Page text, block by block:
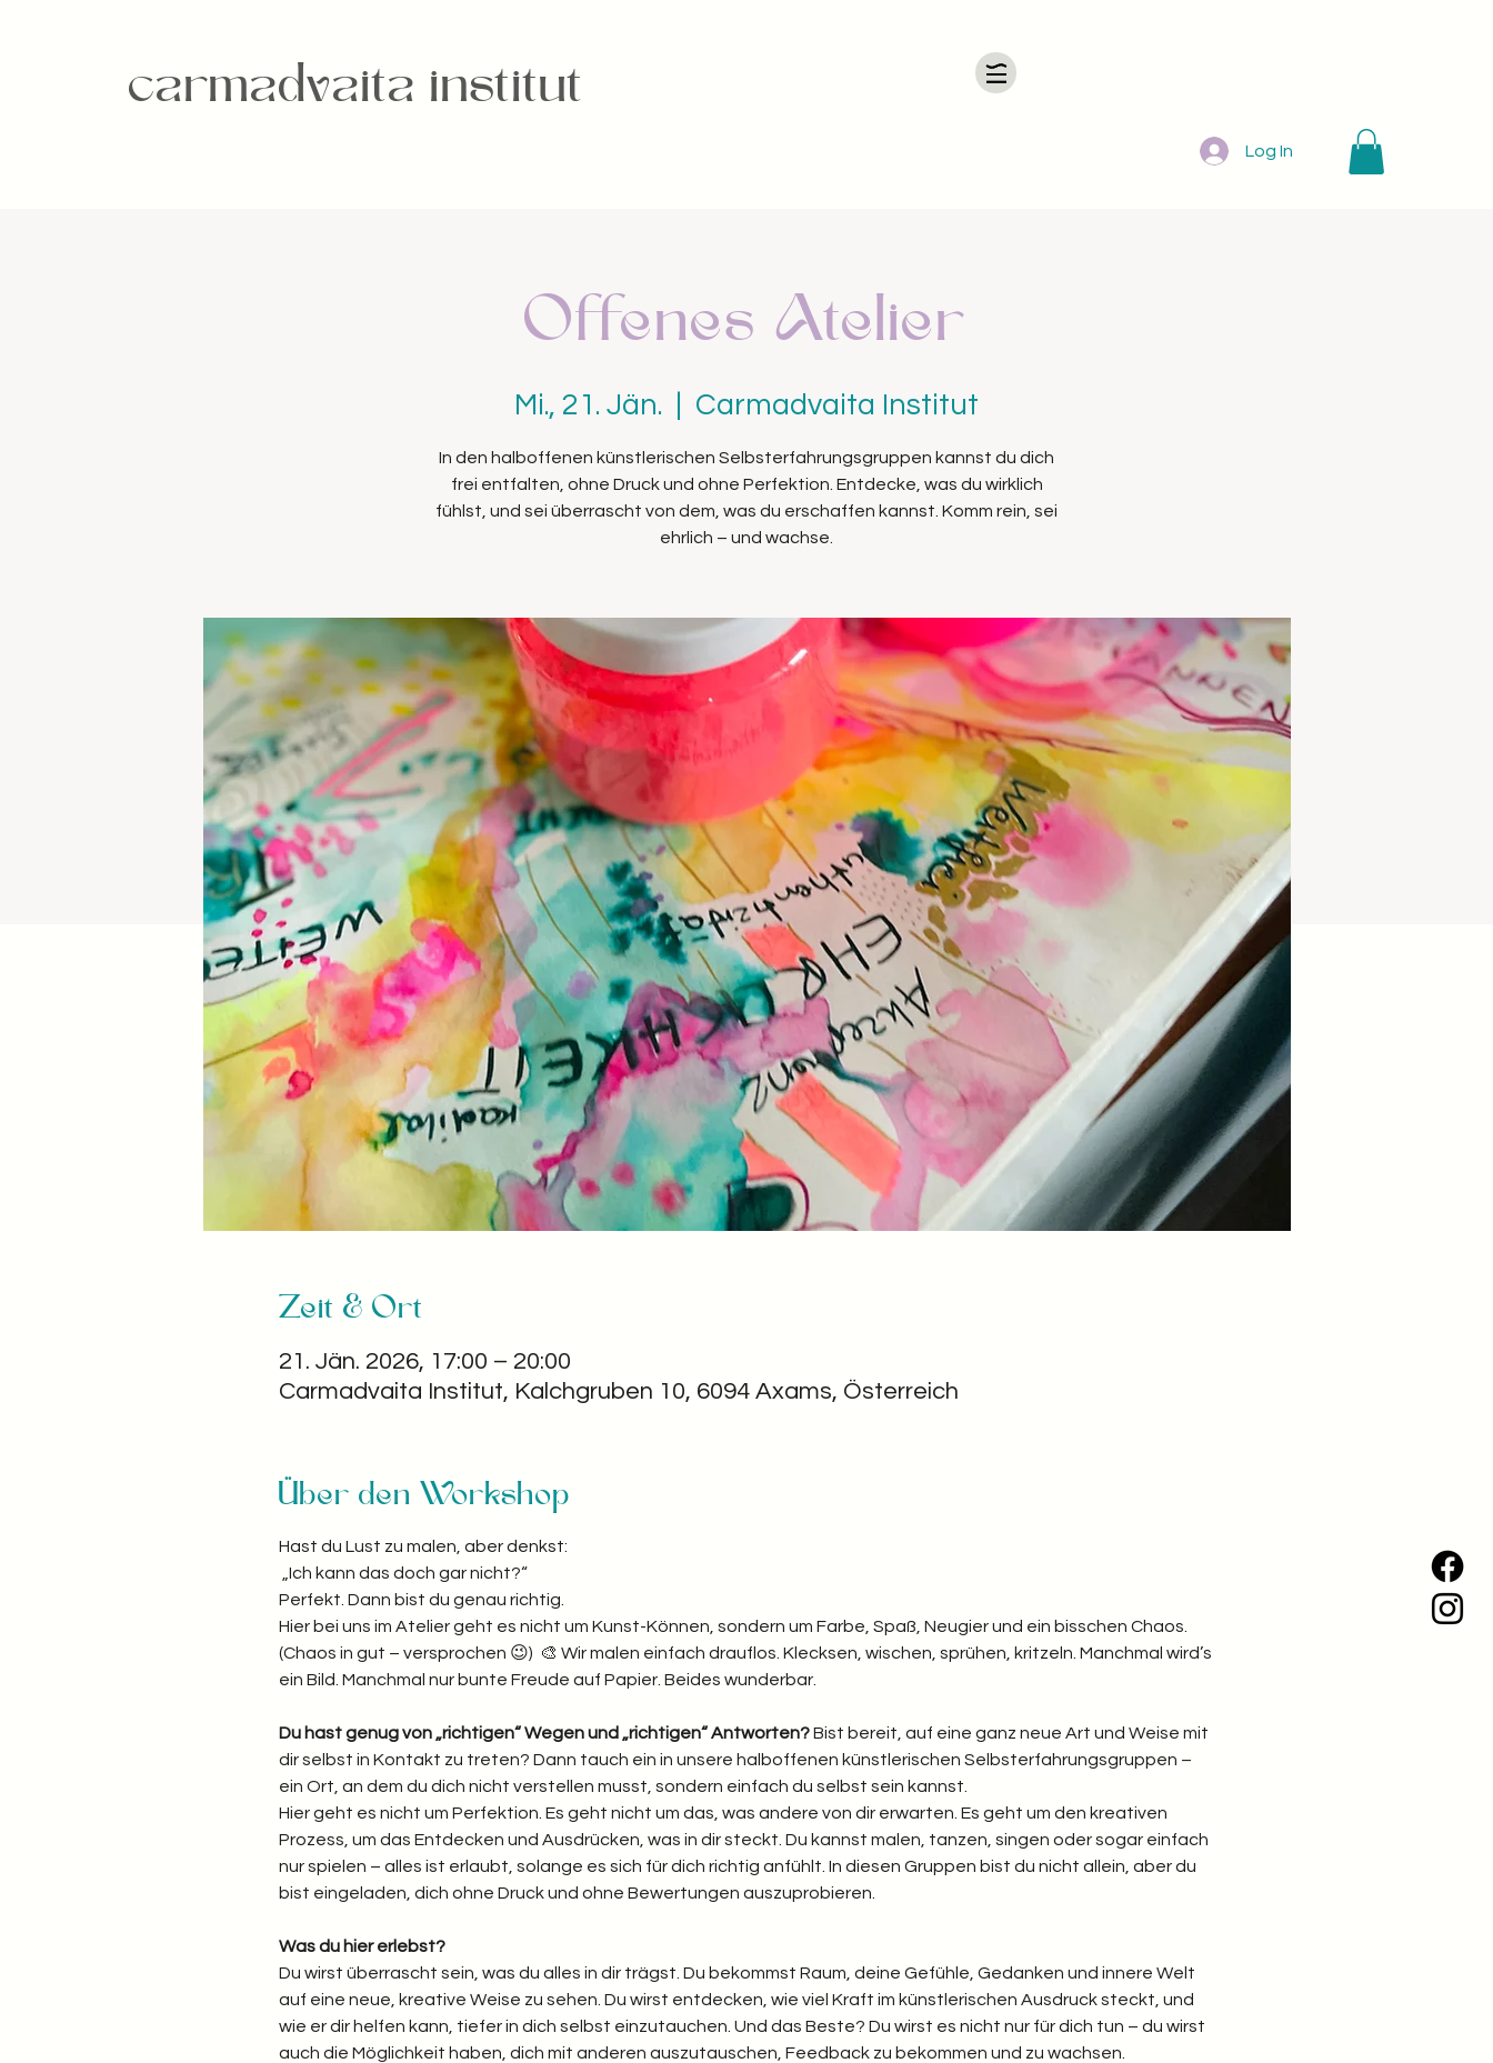
carmadvaita institut
Log In
Offenes Atelier
Mi., 21. Jän. Carmadvaita Institut
In den halboffenen künstlerischen Selbsterfahrungsgruppen kannst du dich
frei entfalten, ohne Druck und ohne Perfektion. Entdecke, was du wirklich
fühlst, und sei überrascht von dem, was du erschaffen kannst. Komm rein, sei
Zeit & Ort
21. Jän. 2026, 17:00 – 20:00
Carmadvaita Institut, Kalchgruben 10, 6094 Axams, Österreich
Über den Workshop
Hast du Lust zu malen, aber denkst:
„Ich kann das doch gar nicht?“
Perfekt. Dann bist du genau richtig.
Hier bei uns im Atelier geht es nicht um Kunst-Können, sondern um Farbe, Spaß, Neugier und ein bisschen Chaos.
(Chaos in gut – versprochen 😉)  🎨 Wir malen einfach drauflos. Klecksen, wischen, sprühen, kritzeln. Manchmal wird’s
ein Bild. Manchmal nur bunte Freude auf Papier. Beides wunderbar.
Du hast genug von „richtigen“ Wegen und „richtigen“ Antworten? Bist bereit, auf eine ganz neue Art und Weise mit
dir selbst in Kontakt zu treten? Dann tauch ein in unsere halboffenen künstlerischen Selbsterfahrungsgruppen –
ein Ort, an dem du dich nicht verstellen musst, sondern einfach du selbst sein kannst.
Hier geht es nicht um Perfektion. Es geht nicht um das, was andere von dir erwarten. Es geht um den kreativen
Prozess, um das Entdecken und Ausdrücken, was in dir steckt. Du kannst malen, tanzen, singen oder sogar einfach
nur spielen – alles ist erlaubt, solange es sich für dich richtig anfühlt. In diesen Gruppen bist du nicht allein, aber du
bist eingeladen, dich ohne Druck und ohne Bewertungen auszuprobieren.
Was du hier erlebst?
Du wirst überrascht sein, was du alles in dir trägst. Du bekommst Raum, deine Gefühle, Gedanken und innere Welt
auf eine neue, kreative Weise zu sehen. Du wirst entdecken, wie viel Kraft im künstlerischen Ausdruck steckt, und
wie er dir helfen kann, tiefer in dich selbst einzutauchen. Und das Beste? Du wirst es nicht nur für dich tun – du wirst
auch die Möglichkeit haben, dich mit anderen auszutauschen, Feedback zu bekommen und zu wachsen.